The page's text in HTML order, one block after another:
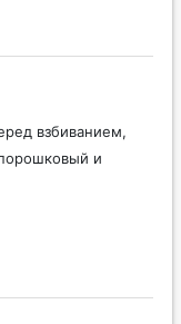
взбиванием,
и